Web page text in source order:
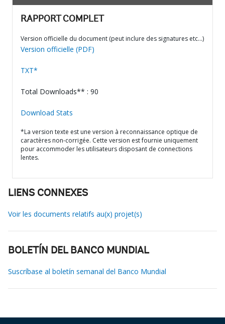
RAPPORT COMPLET
Version officielle du document (peut inclure des signatures etc…)
Version officielle (PDF)
TXT*
Total Downloads** : 90
Download Stats
*La version texte est une version à reconnaissance optique de
caractères non-corrigée. Cette version est fournie uniquement
pour accommoder les utilisateurs disposant de connections
lentes.
LIENS CONNEXES
Voir les documents relatifs au(x) projet(s)
BOLETÍN DEL BANCO MUNDIAL
Suscríbase al boletín semanal del Banco Mundial